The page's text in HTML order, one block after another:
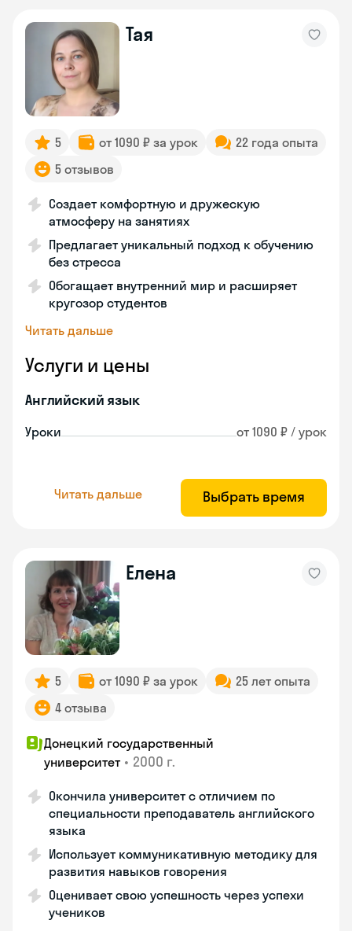
Тая
5 от 1090 ₽ за урок
22 года опыта
5 отзывов
Создает комфортную и дружескую
атмосферу на занятиях
Предлагает уникальный подход к обучению
без стресса
Обогащает внутренний мир и расширяет
кругозор студентов
Читать дальше
Услуги и цены
Английский язык
Уроки от 1090 ₽ / урок
Читать дальше Выбрать время
Елена
5 от 1090 ₽ за урок
25 лет опыта
4 отзыва
Донецкий государственный
университет • 2000 г.
Окончила университет с отличием по
специальности преподаватель английского
языка
Использует коммуникативную методику для
развития навыков говорения
Оценивает свою успешность через успехи
учеников